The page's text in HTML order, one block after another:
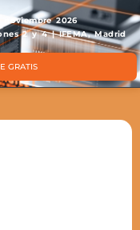
noviembre 2026
2 y 4 | IFEMA, Madrid
GRATIS